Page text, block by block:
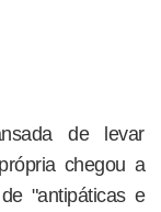
de levar
chegou a
"antipáticas e